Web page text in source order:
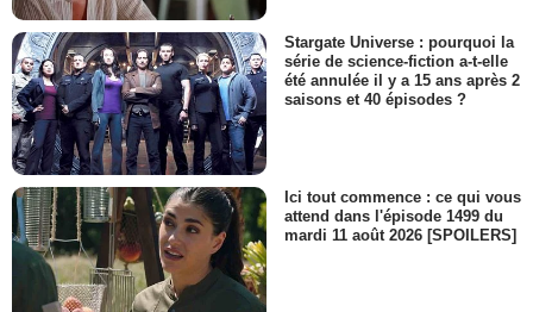
Stargate Universe : pourquoi la
série de science-fiction a-t-elle
été annulée il y a 15 ans après 2
saisons et 40 épisodes ?
Ici tout commence : ce qui vous
attend dans l'épisode 1499 du
mardi 11 août 2026 [SPOILERS]